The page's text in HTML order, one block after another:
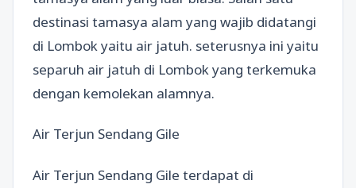
destinasi tamasya alam yang wajib didatangi
di Lombok yaitu air jatuh. seterusnya ini yaitu
separuh air jatuh di Lombok yang terkemuka
dengan kemolekan alamnya.
Air Terjun Sendang Gile
Air Terjun Sendang Gile terdapat di